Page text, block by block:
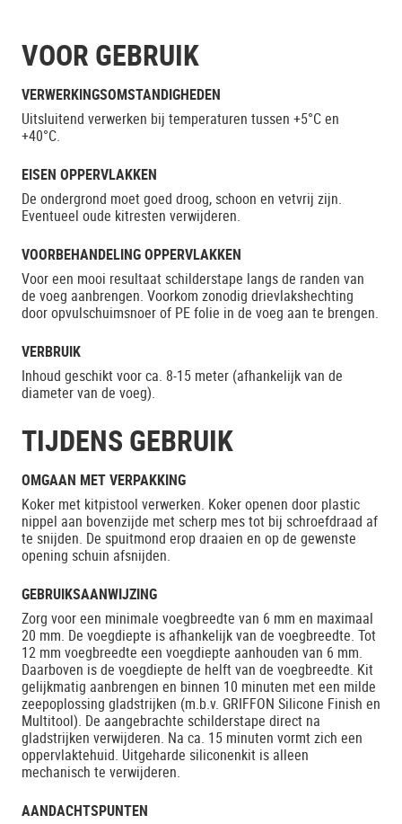
VOOR GEBRUIK
VERWERKINGSOMSTANDIGHEDEN
Uitsluitend verwerken bij temperaturen tussen +5°C en
+40°C.
EISEN OPPERVLAKKEN
De ondergrond moet goed droog, schoon en vetvrij zijn.
Eventueel oude kitresten verwijderen.
VOORBEHANDELING OPPERVLAKKEN
Voor een mooi resultaat schilderstape langs de randen van
de voeg aanbrengen. Voorkom zonodig drievlakshechting
door opvulschuimsnoer of PE folie in de voeg aan te brengen.
VERBRUIK
Inhoud geschikt voor ca. 8-15 meter (afhankelijk van de
diameter van de voeg).
TIJDENS GEBRUIK
OMGAAN MET VERPAKKING
Koker met kitpistool verwerken. Koker openen door plastic
nippel aan bovenzijde met scherp mes tot bij schroefdraad af
te snijden. De spuitmond erop draaien en op de gewenste
opening schuin afsnijden.
GEBRUIKSAANWIJZING
Zorg voor een minimale voegbreedte van 6 mm en maximaal
20 mm. De voegdiepte is afhankelijk van de voegbreedte. Tot
12 mm voegbreedte een voegdiepte aanhouden van 6 mm.
Daarboven is de voegdiepte de helft van de voegbreedte. Kit
gelijkmatig aanbrengen en binnen 10 minuten met een milde
zeepoplossing gladstrijken (m.b.v. GRIFFON Silicone Finish en
Multitool). De aangebrachte schilderstape direct na
gladstrijken verwijderen. Na ca. 15 minuten vormt zich een
oppervlaktehuid. Uitgeharde siliconenkit is alleen
mechanisch te verwijderen.
AANDACHTSPUNTEN